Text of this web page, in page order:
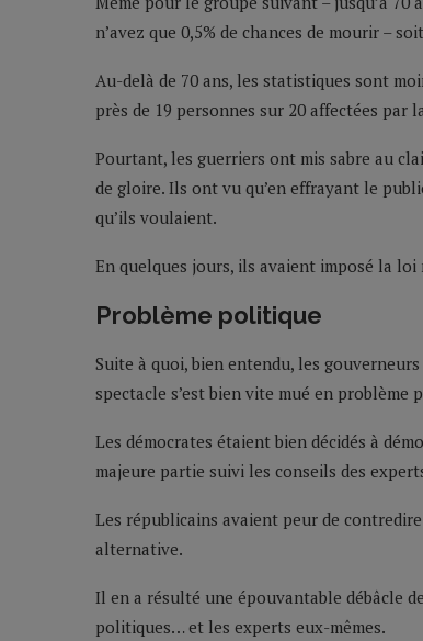
n’avez que 0,5% de chances de mourir –
Au-delà de 70 ans, les statistiques sont
près de 19 personnes sur 20 affectées par
Pourtant, les guerriers ont mis sabre au
de gloire. Ils ont vu qu’en effrayant le
qu’ils voulaient.
En quelques jours, ils avaient imposé la
Problème politique
Suite à quoi, bien entendu, les
spectacle s’est bien vite mué en problème
Les démocrates étaient bien décidés à
majeure partie suivi les conseils des
Les républicains avaient peur de
alternative.
Il en a résulté une épouvantable débâcle
politiques… et les experts eux-mêmes.